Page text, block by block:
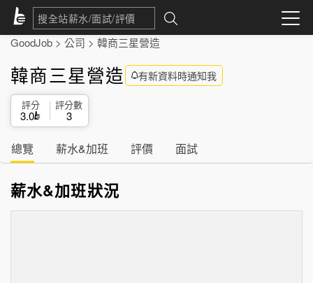
GoodJob > 公司 > 韓商三星營造
韓商三星營造 有新資料時通知我
評分
3.0
評分數
3
總覽 薪水&加班 評價 面試
薪水&加班狀況